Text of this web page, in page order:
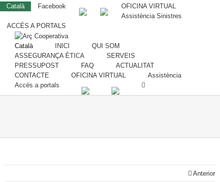
Català Facebook
OFICINA VIRTUAL
Assistència Sinistres
ACCÉS A PORTALS
Català INICI
QUI SOM
ASSEGURANÇA ÈTICA
SERVEIS
PRESSUPOST
FAQ
ACTUALITAT
CONTACTE
OFICINA VIRTUAL
Assistència
Accés a portals
Anterior